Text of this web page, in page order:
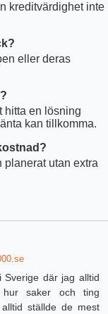
kreditvärdighet inte
eller deras
hitta en lösning
kan tillkomma.
planerat utan extra
där jag alltid
saker och ting
ställde de mest